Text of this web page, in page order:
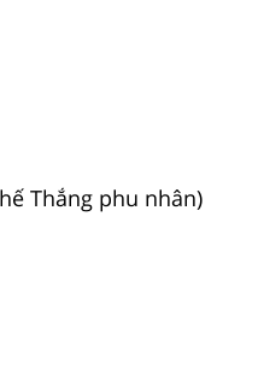
Thắng phu nhân)